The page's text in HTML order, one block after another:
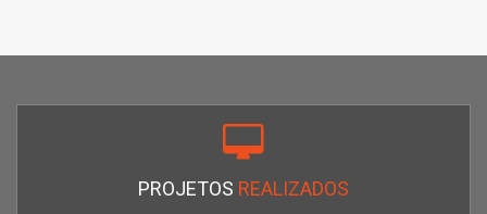
PROJETOS REALIZADOS